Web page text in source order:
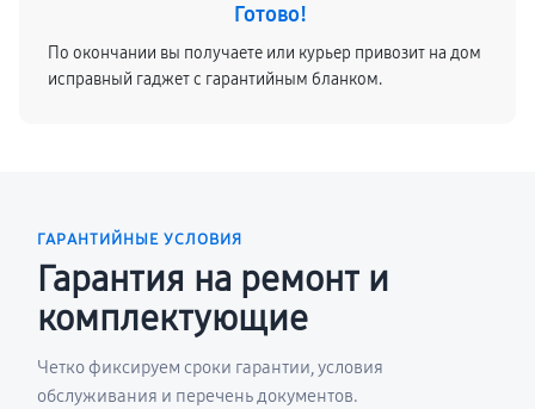
Готово!
По окончании вы получаете или курьер привозит на дом
исправный гаджет с гарантийным бланком.
ГАРАНТИЙНЫЕ УСЛОВИЯ
Гарантия на ремонт и
комплектующие
Четко фиксируем сроки гарантии, условия
обслуживания и перечень документов.